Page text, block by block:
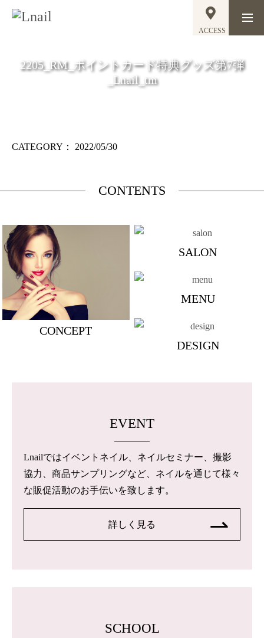
ACCESS
2205_RM_ポイントカード特典グッズ第7弾
_Lnail_tm
CATEGORY： 2022/05/30
CONTENTS
CONCEPT
SALON
MENU
DESIGN
EVENT
Lnailではイベントネイル、ネイルセミナー、撮影
協力、商品サンプリングなど、ネイルを通じて様々
な販促活動のお手伝いを致します。
詳しく見る
SCHOOL